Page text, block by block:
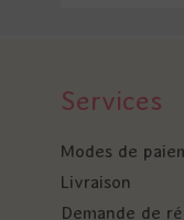
Services
Modes de
Livraison
Demande de